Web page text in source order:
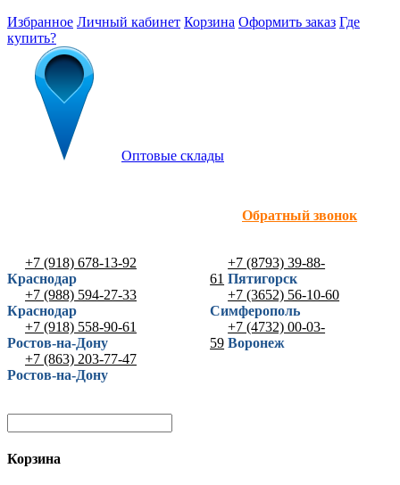
Избранное Личный кабинет Корзина Оформить заказ Где
купить?
Оптовые склады
Обратный звонок
+7 (918) 678-13-92
Краснодар
+7 (988) 594-27-33
Краснодар
+7 (918) 558-90-61
Ростов-на-Дону
+7 (863) 203-77-47
Ростов-на-Дону
+7 (8793) 39-88-
61 Пятигорск
+7 (3652) 56-10-60
Симферополь
+7 (4732) 00-03-
59 Воронеж
Корзина